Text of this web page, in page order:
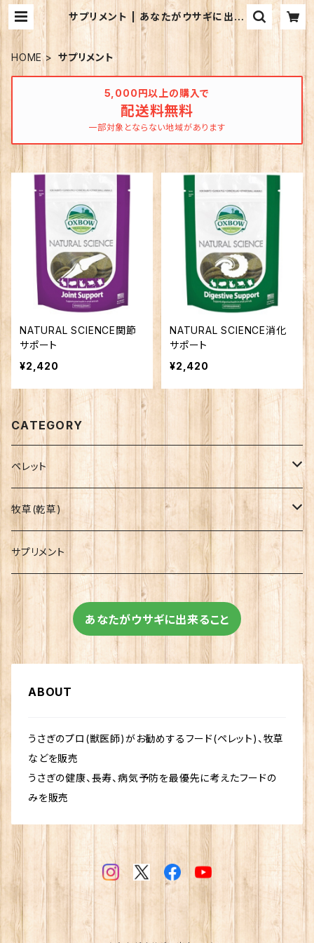
サプリメント | あなたがウサギに出来
ること
HOME サプリメント
5,000円以上の購入で
配送料無料
一部対象とならない地域があります
NATURAL SCIENCE関節
サポート
¥2,420
NATURAL SCIENCE消化
サポート
¥2,420
CATEGORY
ペレット
OXBOW
イースター
牧草(乾草)
OXBOW
イースター
サプリメント
あなたがウサギに出来ること
ABOUT
うさぎのプロ(獣医師)がお勧めするフード(ペレット)、牧草
などを販売
うさぎの健康、長寿、病気予防を最優先に考えたフードの
みを販売